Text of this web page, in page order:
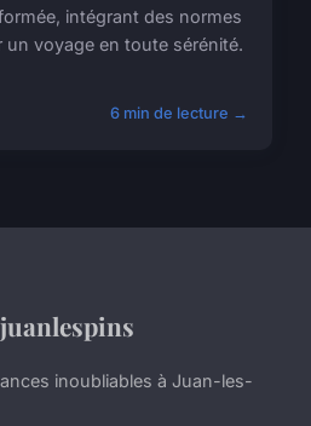
intégrant des normes
voyage en toute sérénité.
6 min de lecture →
inoubliables à Juan-les-